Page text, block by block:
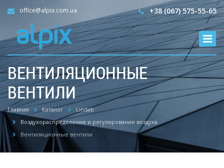
+38 (067) 575-55-65
office@alpix.com.ua
ВЕНТИЛЯЦИОННЫЕ
ВЕНТИЛИ
Главная Каталог
Lindab
Воздухораспределение и регулирование воздуха
Вентиляционные вентили